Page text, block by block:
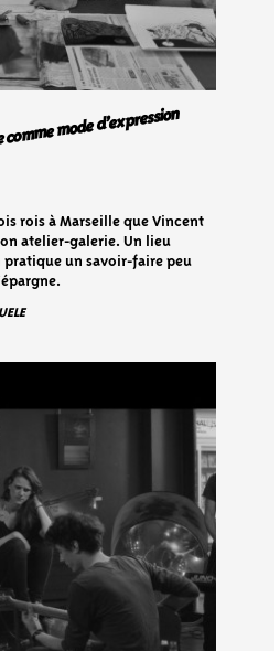
mode d’expression
rois à Marseille que Vincent
atelier-galerie. Un lieu
pratique un savoir-faire peu